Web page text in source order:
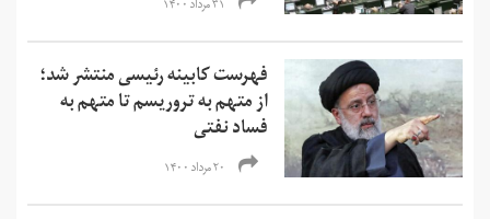
۳۱ مرداد ۱۴۰۰
فهرست کابینه رئیسی منتشر شد؛
از متهم به تروریسم تا متهم به
فساد نفتی
۲۰ مرداد ۱۴۰۰